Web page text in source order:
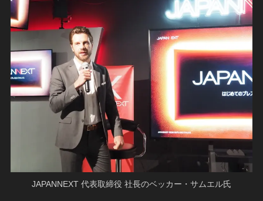
JAPANNEXT 代表取締役 社長のベッカー・サムエル氏